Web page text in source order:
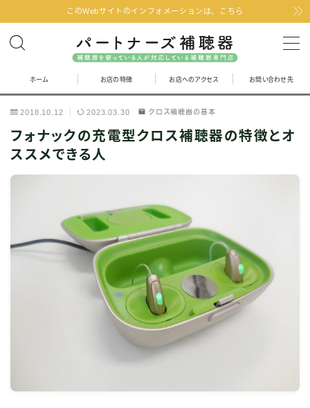
このWebサイトのインフォメーションは、こちら
MENU
お問い合わせ
お店の特徴
聞こえの改善と補聴器のFAQ
お客様の声
ホーム お店の特徴 お店へのアクセス お問い合わせ先
2018.10.12 2023.03.30 クロス補聴器の基本
フォナックの充電型クロス補聴器の特徴とオ
ススメできる人